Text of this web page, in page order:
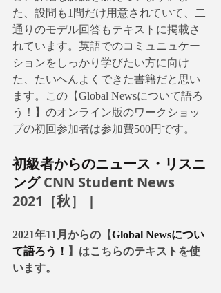
た、設問も1問だけ用意されていて、二
通りのモデル回答もテキストに掲載さ
れています。英語でのコミュニュケー
ションをしっかり学びたい方に向け
た、たいへんよくできた書籍だと思い
ます。この【Global Newsについて語ろ
う！】のオンライン版のワークショッ
プの初回参加者は参加費500円です。
初級者からのニュース・リスニ
ング CNN Student News
2021［秋］ |
2021年11月からの【Global Newsについ
て語ろう！ 】はこちらのテキストを使
います。